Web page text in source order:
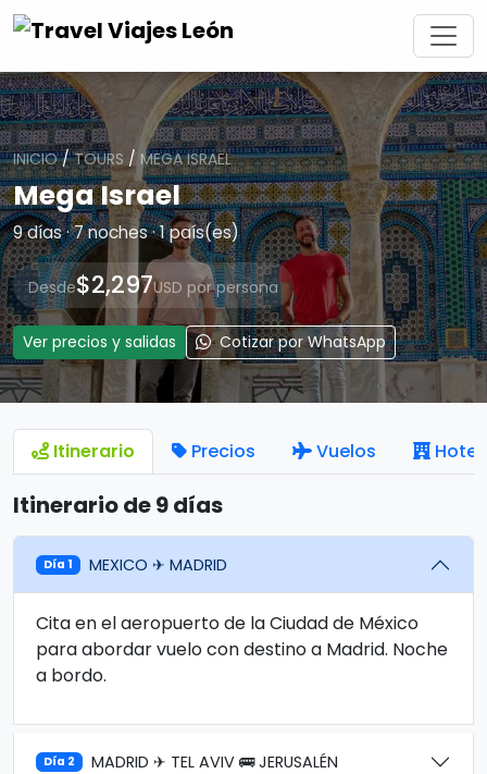
INICIO/TOURS / MEGA ISRAEL
Mega Israel
9 días · 7 noches · 1 país(es)
Desde$2,297USD por persona
Ver precios y salidas Cotizar por WhatsApp
Itinerario Precios Vuelos
Itinerario de 9 días
Día 1 MEXICO ✈ MADRID
Cita en el aeropuerto de la Ciudad de México
para abordar vuelo con destino a Madrid. Noche
a bordo.
Día 2 MADRID ✈ TEL AVIV 🚌 JERUSALÉN